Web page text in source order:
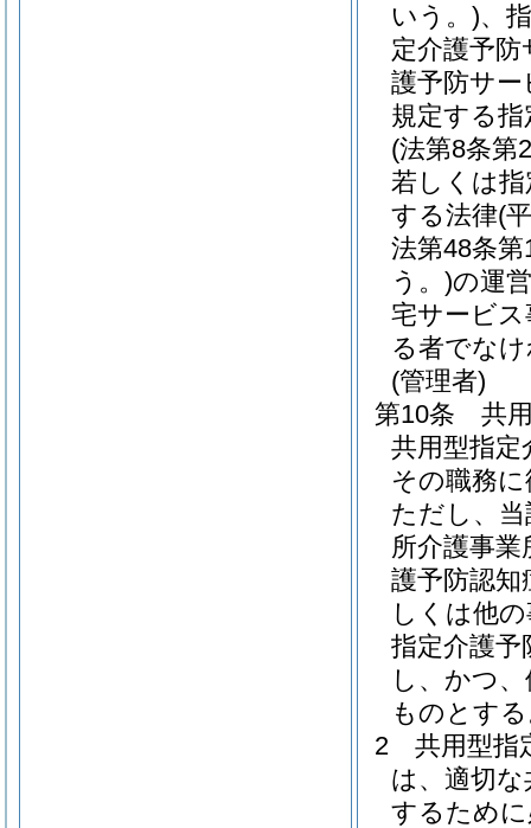
いう。)、
定介護予
護予防サ
規定する
(法第8条第
若しくは指
する法律(
法第48条
う。)の運営
宅サービ
る者でな
(管理者)
第10条
共
共用型指定
その職務
ただし、
所介護事
護予防認知
しくは他
指定介護予
し、かつ
ものとす
2
共用型指
は、適切
するため